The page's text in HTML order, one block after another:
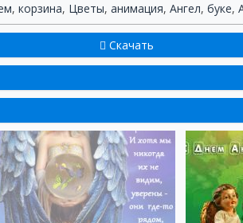
, корзина, Цветы, анимация, Ангел, буке,
Скачать